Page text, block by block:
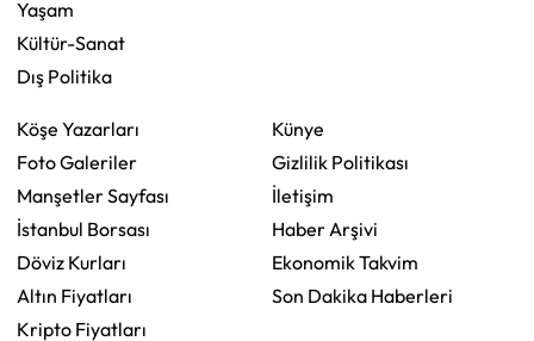
Yaşam
Kültür-Sanat
Dış Politika
Köşe Yazarları
Foto Galeriler
Manşetler Sayfası
İstanbul Borsası
Döviz Kurları
Altın Fiyatları
Kripto Fiyatları
Künye
Gizlilik Politikası
İletişim
Haber Arşivi
Ekonomik Takvim
Son Dakika Haberleri